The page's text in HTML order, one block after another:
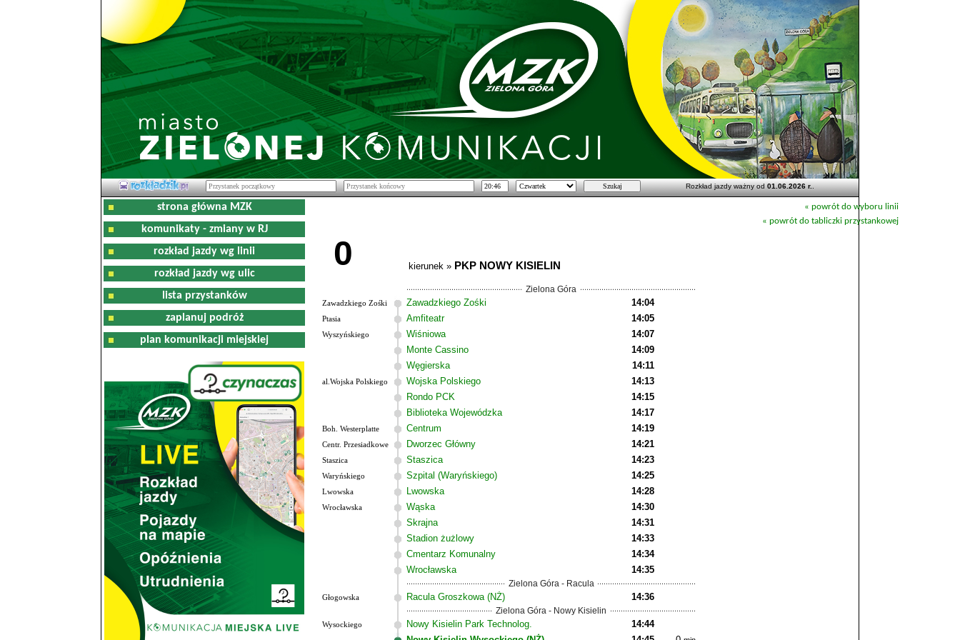
Rozkład jazdy ważny od01.06.2026 r..
strona główna MZK
komunikaty - zmiany w RJ
rozkład jazdy wg linii
rozkład jazdy wg ulic
lista przystanków
zaplanuj podróż
plan komunikacji miejskiej
« powrót do wyboru linii
« powrót do tabliczki przystankowej
0 kierunek » PKP NOWY KISIELIN
Zielona Góra
Zawadzkiego Zośki Zawadzkiego Zośki 14:04
Ptasia Amfiteatr 14:05
Wyszyńskiego Wiśniowa
14:07
Monte Cassino
14:09
Węgierska
14:11
al.Wojska Polskiego Wojska Polskiego
14:13
Rondo PCK
14:15
Biblioteka Wojewódzka
14:17
Boh. Westerplatte Centrum 14:19
Centr. Przesiadkowe Dworzec Główny 14:21
Staszica Staszica 14:23
Waryńskiego Szpital (Waryńskiego) 14:25
Lwowska Lwowska 14:28
Wrocławska Wąska
14:30
Skrajna
14:31
Stadion żużlowy
14:33
Cmentarz Komunalny
14:34
Wrocławska
14:35
Zielona Góra - Racula
Głogowska Racula Groszkowa (NŻ) 14:36
Zielona Góra - Nowy Kisielin
Wysockiego Nowy Kisielin Park Technolog.
14:44